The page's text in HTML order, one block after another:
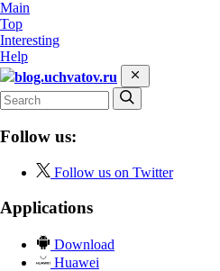
Main
Top
Interesting
Help
blog.uchvatov.ru
Follow us:
Follow us on Twitter
Applications
Download
Huawei